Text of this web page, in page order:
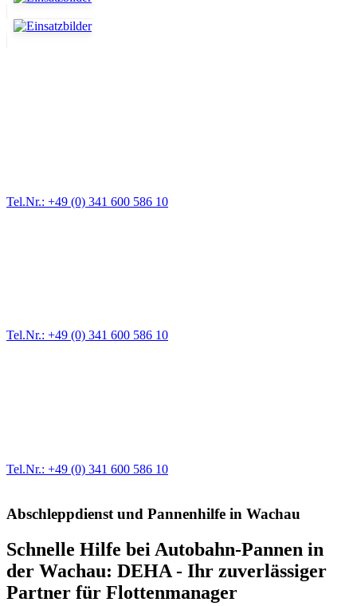
Tel.Nr.: +49 (0) 341 600 586 10
Tel.Nr.: +49 (0) 341 600 586 10
Tel.Nr.: +49 (0) 341 600 586 10
Abschleppdienst und Pannenhilfe in Wachau
Schnelle Hilfe bei Autobahn-Pannen in
der Wachau: DEHA - Ihr zuverlässiger
Partner für Flottenmanager